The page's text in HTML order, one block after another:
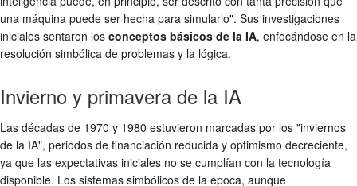
una máquina puede ser hecha para simularlo". Sus investigaciones
iniciales sentaron los conceptos básicos de la IA, enfocándose en la
resolución simbólica de problemas y la lógica.
Invierno y primavera de la IA
Las décadas de 1970 y 1980 estuvieron marcadas por los "inviernos
de la IA", periodos de financiación reducida y optimismo decreciente,
ya que las expectativas iniciales no se cumplían con la tecnología
disponible. Los sistemas simbólicos de la época, aunque